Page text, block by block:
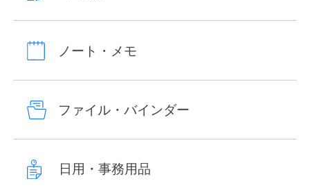
ノート・メモ
ファイル・バインダー
日用・事務用品